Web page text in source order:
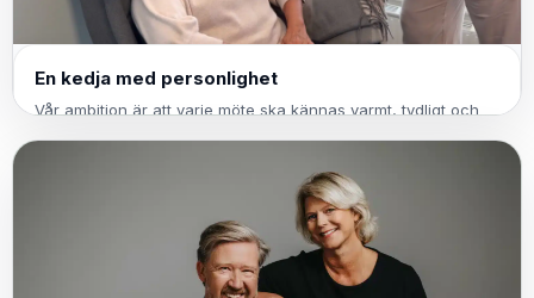
En kedja med personlighet
Vår ambition är att varje möte ska kännas varmt, tydligt och